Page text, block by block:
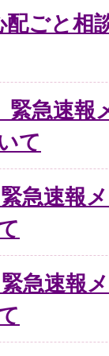
ごと相
緊急速
て
急速報
急速報